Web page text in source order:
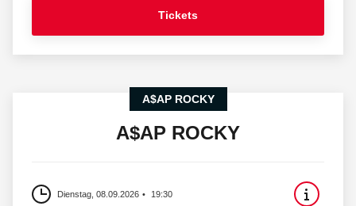
Tickets
A$AP ROCKY
A$AP ROCKY
Dienstag, 08.09.2026 19:30